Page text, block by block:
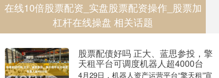
在线10倍股票配资_实盘股票配资操作_股票加
杠杆在线操盘 相关话题
股票配债好吗 正大、蓝思参投，擎
天租平台可调度机器人超4000台
4月29日，机器人资产运营平台“擎天租”宣